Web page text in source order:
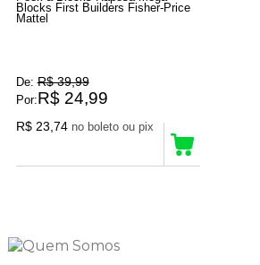
Blocks First Builders Fisher-Price
Mattel
De: R$ 39,99
Por:R$ 24,99
R$ 23,74 no boleto ou pix